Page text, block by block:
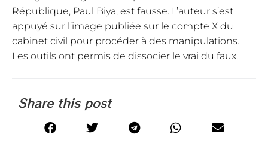
République, Paul Biya, est fausse. L’auteur s’est
appuyé sur l’image publiée sur le compte X du
cabinet civil pour procéder à des manipulations.
Les outils ont permis de dissocier le vrai du faux.
Share this post